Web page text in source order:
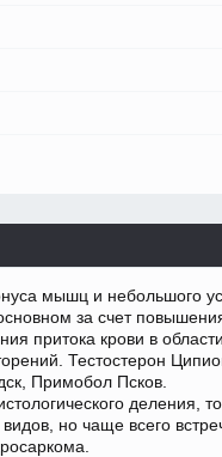
мышц и небольшого
за счет
притока крови в
Тестостерон
Примобол Псков.
деления,
но чаще всего